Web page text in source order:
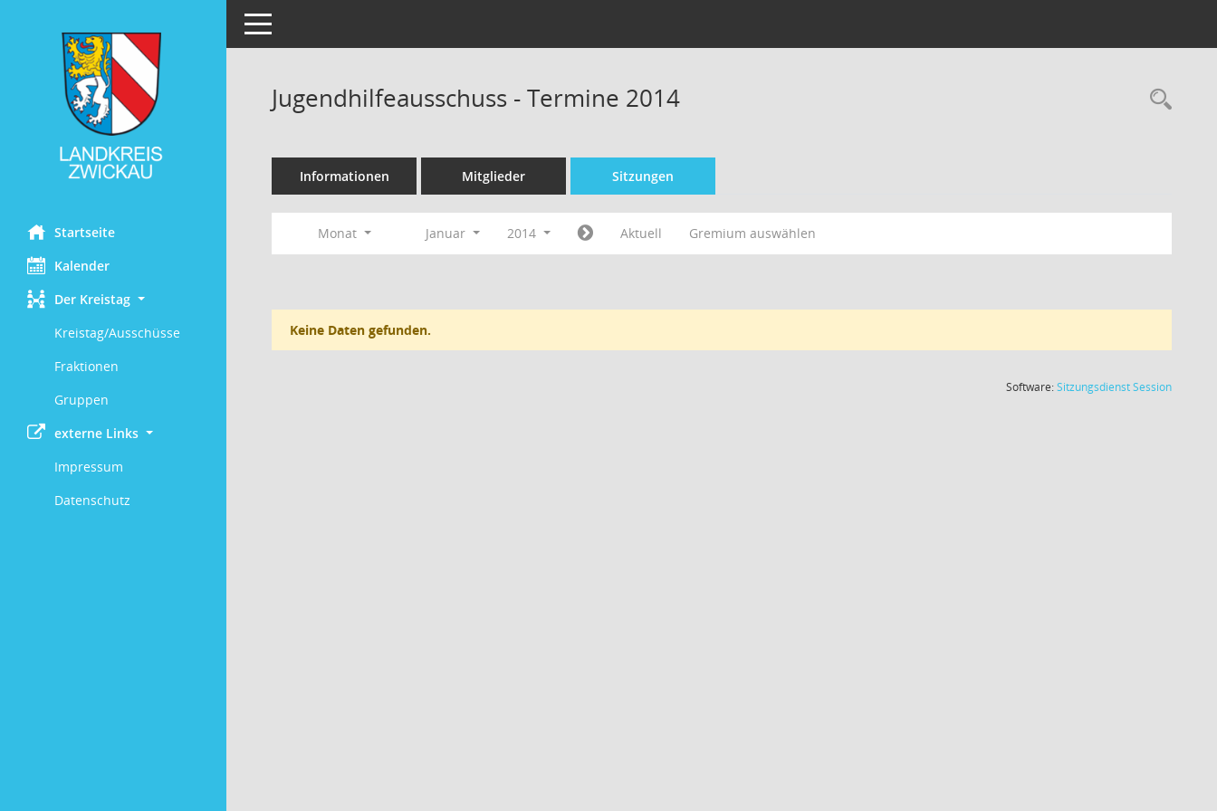
Startseite
Kalender
Der Kreistag
Kreistag/Ausschüsse
Fraktionen
Gruppen
externe Links
Impressum
Datenschutz
Toggle navigation
Jugendhilfeausschuss - Termine 2014
Informationen Mitglieder Sitzungen
Monat Januar 2014 Aktuell Gremium auswählen
Keine Daten gefunden.
Software:SitzungsdienstSession(Wird in